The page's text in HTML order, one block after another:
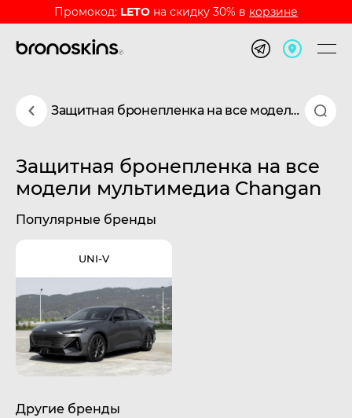
Промокод: LETO на скидку 30% в корзине
Защитная бронепленка на все модели мультимедиа Changan
Защитная бронепленка на все
модели мультимедиа Changan
Популярные бренды
UNI-V
Другие бренды